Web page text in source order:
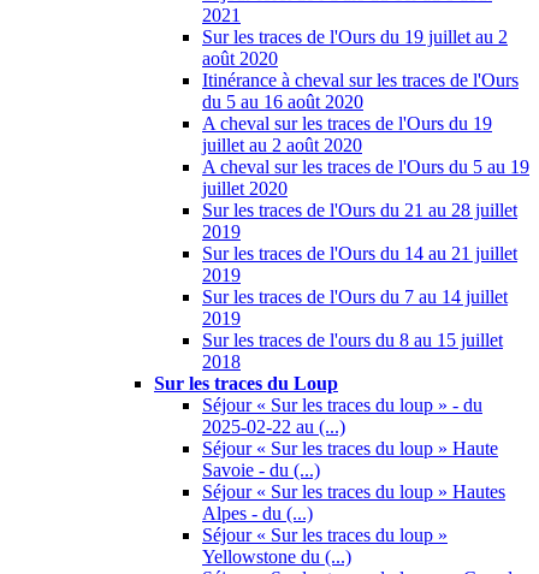
2021
Sur les traces de l'Ours du 19 juillet au 2
août 2020
Itinérance à cheval sur les traces de l'Ours
du 5 au 16 août 2020
A cheval sur les traces de l'Ours du 19
juillet au 2 août 2020
A cheval sur les traces de l'Ours du 5 au 19
juillet 2020
Sur les traces de l'Ours du 21 au 28 juillet
2019
Sur les traces de l'Ours du 14 au 21 juillet
2019
Sur les traces de l'Ours du 7 au 14 juillet
2019
Sur les traces de l'ours du 8 au 15 juillet
2018
Sur les traces du Loup
Séjour « Sur les traces du loup » - du
2025-02-22 au (...)
Séjour « Sur les traces du loup » Haute
Savoie - du (...)
Séjour « Sur les traces du loup » Hautes
Alpes - du (...)
Séjour « Sur les traces du loup »
Yellowstone du (...)